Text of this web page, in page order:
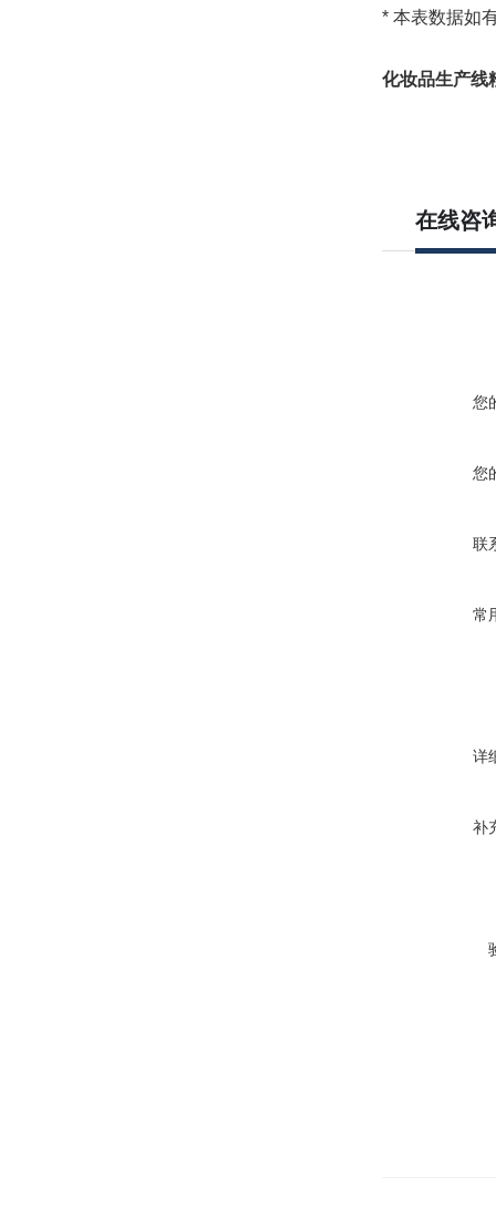
* 本表数据如
化妆品生产线
在线咨
您
您
联
常
详
补